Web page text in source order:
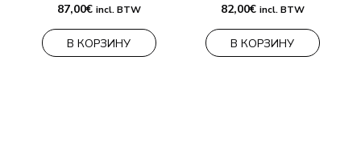
87,00€ incl. BTW
В КОРЗИНУ
82,00€ incl. BTW
В КОРЗИНУ